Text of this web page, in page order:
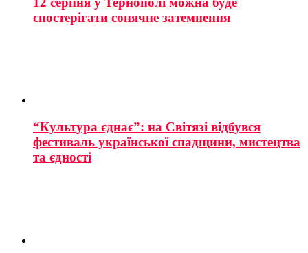
спостерігати сонячне затемнення
“Культура єднає”: на Світязі відбувся
фестиваль української спадщини, мистецтва
та єдності